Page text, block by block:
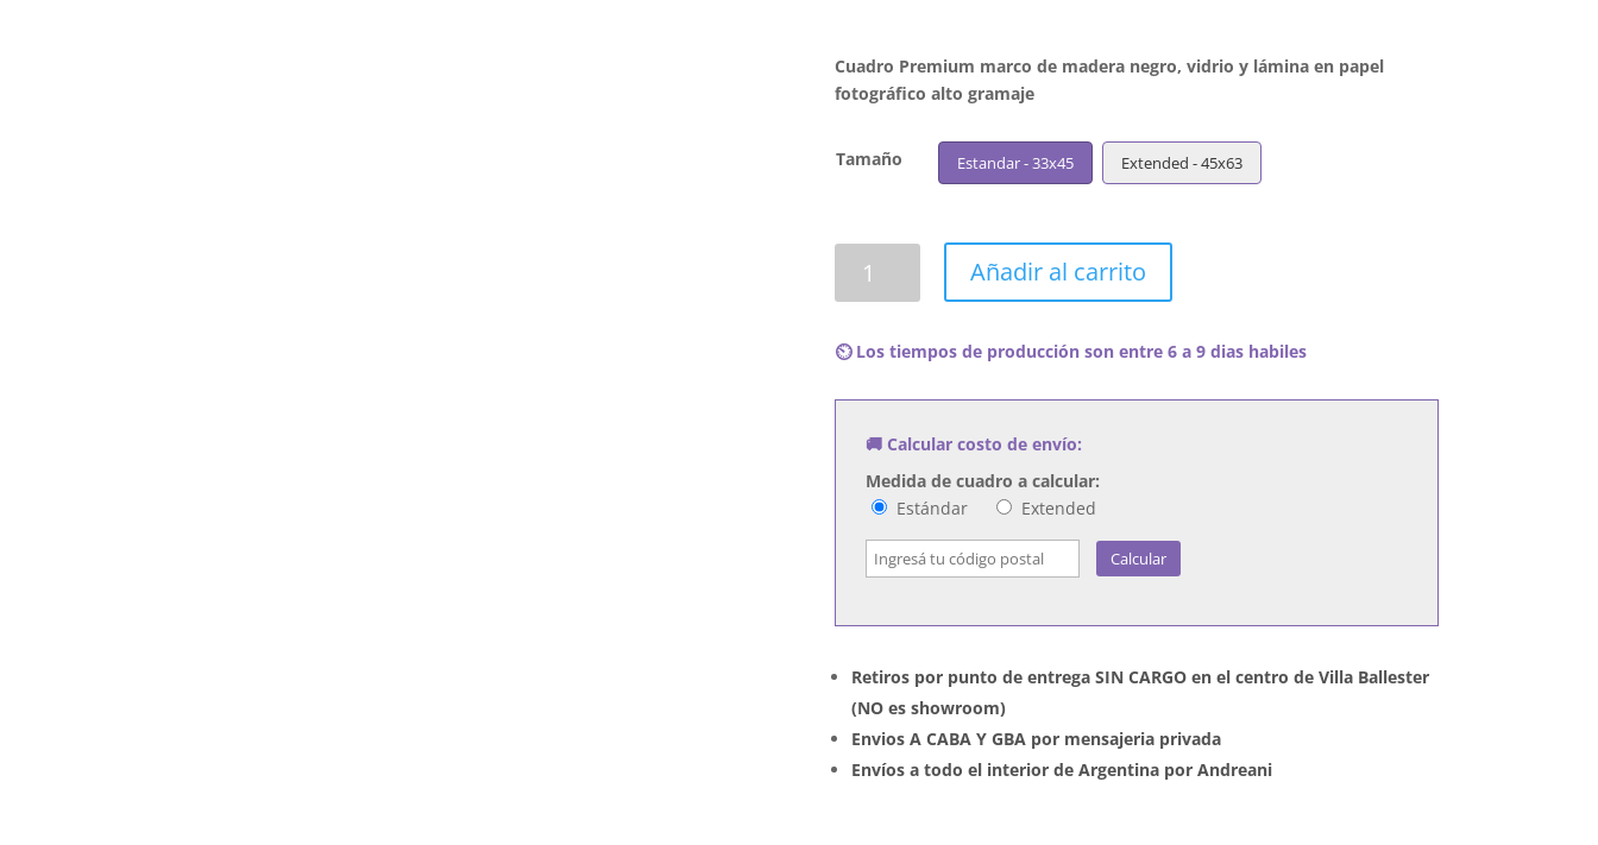
Cuadro Premium marco de madera negro, vidrio y lámina en papel
fotográfico alto gramaje
Tamaño Estandar - 33x45 Extended - 45x63
Europe
Society
Añadir al carrito
⏲️ Los tiempos de producción son entre 6 a 9 dias habiles
🚚 Calcular costo de envío:
Medida de cuadro a calcular:
Estándar
Extended
Calcular
Retiros por punto de entrega SIN CARGO en el centro de Villa Ballester
(NO es showroom)
Envios A CABA Y GBA por mensajeria privada
Envíos a todo el interior de Argentina por Andreani